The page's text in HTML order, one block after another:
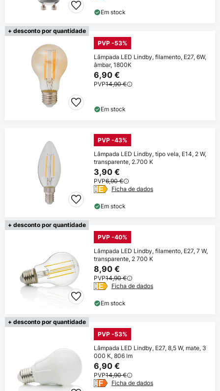
Em stock
+ desconto por quantidade
PVP -53%
Lâmpada LED Lindby, filamento, E27, 6W,
âmbar, 1800K
6,90 €
PVP14,90 €
Em stock
PVP -43%
Lâmpada LED Lindby, tipo vela, E14, 2 W,
transparente, 2.700 K
3,90 €
PVP6,90 €
Ficha de dados
Em stock
+ desconto por quantidade
PVP -40%
Lâmpada LED Lindby, filamento, E27, 7 W,
transparente, 2 700 K
8,90 €
PVP14,90 €
Ficha de dados
Em stock
+ desconto por quantidade
PVP -53%
Lâmpada LED Lindby, E27, 8,5 W, mate, 3
000 K, 806 lm
6,90 €
PVP14,90 €
Ficha de dados